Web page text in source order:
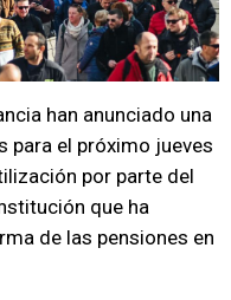
han anunciado una
para el próximo jueves
por parte del
que ha
de las pensiones en